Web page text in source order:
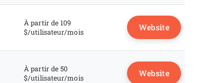
À partir de 109
$/utilisateur/mois
Website
À partir de 50
$/utilisateur/mois
Website